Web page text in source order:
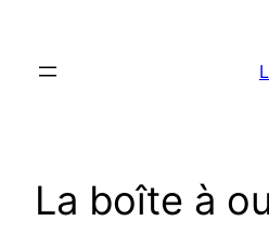
contenu
La boîte à